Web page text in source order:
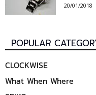
20/01/2018
POPULAR
CLOCKWISE
What When Where